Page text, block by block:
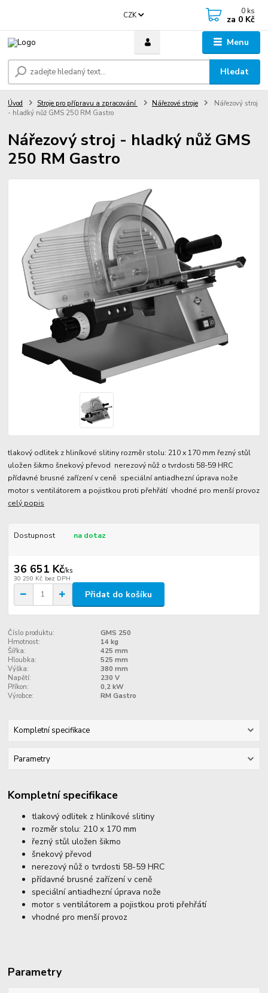
Menu
CZK
Hledat
0 ks
za 0 Kč
Úvod Stroje pro přípravu a zpracování Nářezové stroje
Nářezový stroj
- hladký nůž GMS 250 RM Gastro
Nářezový stroj - hladký nůž GMS
250 RM Gastro
tlakový odlitek z hliníkové slitiny rozměr stolu: 210 x 170 mm řezný stůl
uložen šikmo šnekový převod nerezový nůž o tvrdosti 58-59 HRC
přídavné brusné zařízení v ceně speciální antiadhezní úprava nože
motor s ventilátorem a pojistkou proti přehřátí vhodné pro menší provoz
celý popis
Dostupnost na dotaz
36 651 Kč/ks
30 290 Kč bez DPH
Přidat do košíku
Číslo produktu:
GMS 250
Hmotnost:
14 kg
Šířka:
425 mm
Hloubka:
525 mm
Výška:
380 mm
Napětí:
230 V
Příkon:
0,2 kW
Výrobce:
RM Gastro
Kompletní specifikace
Parametry
Kompletní specifikace
tlakový odlitek z hliníkové slitiny
rozměr stolu: 210 x 170 mm
řezný stůl uložen šikmo
šnekový převod
nerezový nůž o tvrdosti 58-59 HRC
přídavné brusné zařízení v ceně
speciální antiadhezní úprava nože
motor s ventilátorem a pojistkou proti přehřátí
vhodné pro menší provoz
Parametry